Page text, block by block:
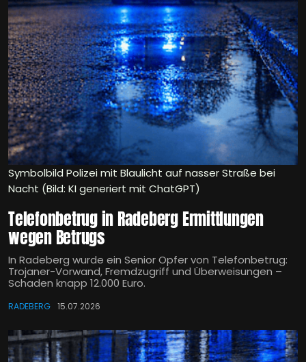
Symbolbild Polizei mit Blaulicht auf nasser Straße bei
Nacht (Bild: KI generiert mit ChatGPT)
Telefonbetrug in Radeberg Ermittlungen
wegen Betrugs
In Radeberg wurde ein Senior Opfer von Telefonbetrug:
Trojaner-Vorwand, Fremdzugriff und Überweisungen –
Schaden knapp 12.000 Euro.
RADEBERG 15.07.2026